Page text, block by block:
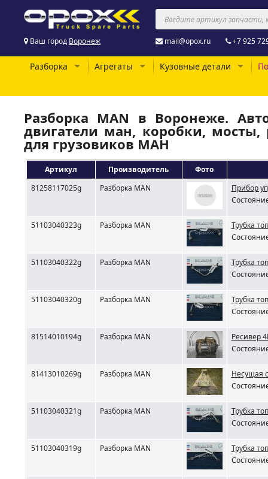
Ваш город Воронеж mail@opox.ru +7 925
Разборка Агрегаты Кузовные детали
Разборка MAN в Воронеже.
двигатели ман, коробки, мосты,
для грузовиков МАН
Артикул Производитель
Фото
81258117025g
Разборка MAN
Прибор
51103040323g Разборка MAN
Трубка
51103040322g Разборка MAN
Трубка
51103040320g Разборка MAN
Трубка
81514010194g Разборка MAN
Ресивер
81413010269g Разборка MAN
Несущая
51103040321g Разборка MAN
Трубка
51103040319g Разборка MAN
Трубка